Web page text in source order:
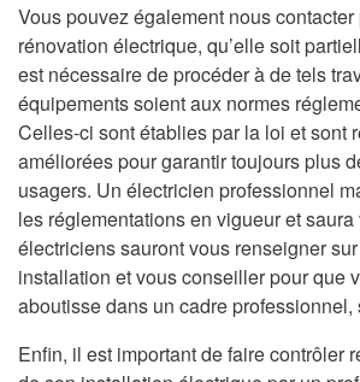
Vous pouvez également nous contacter
rénovation électrique, qu’elle soit
est nécessaire de procéder à de tels
équipements soient aux normes
Celles-ci sont établies par la loi et sont
améliorées pour garantir toujours plus
usagers. Un électricien professionnel
les réglementations en vigueur et
électriciens sauront vous renseigner sur
installation et vous conseiller pour que
aboutisse dans un cadre professionnel,
Enfin, il est important de faire contrôler